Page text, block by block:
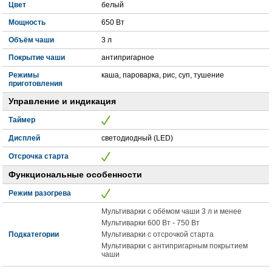
Цвет белый
Мощность 650 Вт
Объём чаши 3 л
Покрытие чаши антипригарное
Режимы
приготовления
каша, пароварка, рис, суп, тушение
Управление и индикация
Таймер
Дисплей светодиодный (LED)
Отсрочка старта
Функциональные особенности
Режим разогрева
Подкатегории
Мультиварки с обёмом чаши 3 л и менее
Мультиварки 600 Вт - 750 Вт
Мультиварки с отсрочкой старта
Мультиварки с антипригарным покрытием
чаши